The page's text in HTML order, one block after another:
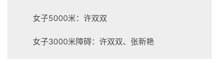
女子5000米：许双双
女子3000米障碍：许双双、张新艳